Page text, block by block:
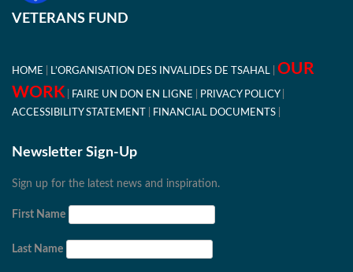
VETERANS FUND
HOME L’ORGANISATION DES INVALIDES DE TSAHAL
OUR
WORK
FAIRE UN DON EN LIGNE
PRIVACY POLICY
ACCESSIBILITY STATEMENT
FINANCIAL DOCUMENTS
Newsletter Sign-Up
Sign up for the latest news and inspiration.
First Name
Last Name